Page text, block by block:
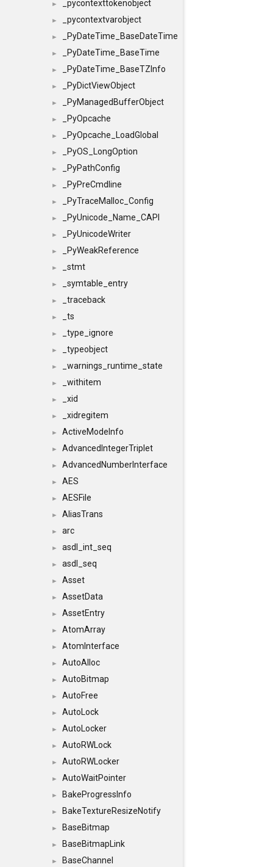
► _pycontexttokenobject
► _pycontextvarobject
► _PyDateTime_BaseDateTime
► _PyDateTime_BaseTime
► _PyDateTime_BaseTZInfo
► _PyDictViewObject
► _PyManagedBufferObject
► _PyOpcache
► _PyOpcache_LoadGlobal
► _PyOS_LongOption
► _PyPathConfig
► _PyPreCmdline
► _PyTraceMalloc_Config
► _PyUnicode_Name_CAPI
► _PyUnicodeWriter
► _PyWeakReference
► _stmt
► _symtable_entry
► _traceback
► _ts
► _type_ignore
► _typeobject
► _warnings_runtime_state
► _withitem
► _xid
► _xidregitem
► ActiveModeInfo
► AdvancedIntegerTriplet
► AdvancedNumberInterface
► AES
► AESFile
► AliasTrans
► arc
► asdl_int_seq
► asdl_seq
► Asset
► AssetData
► AssetEntry
► AtomArray
► AtomInterface
► AutoAlloc
► AutoBitmap
► AutoFree
► AutoLock
► AutoLocker
► AutoRWLock
► AutoRWLocker
► AutoWaitPointer
► BakeProgressInfo
► BakeTextureResizeNotify
► BaseBitmap
► BaseBitmapLink
► BaseChannel